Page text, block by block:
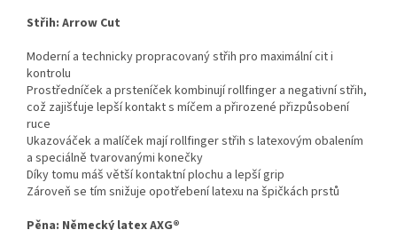
Střih: Arrow Cut
Moderní a technicky propracovaný střih pro maximální cit i
kontrolu
Prostředníček a prsteníček kombinují rollfinger a negativní střih,
což zajišťuje lepší kontakt s míčem a přirozené přizpůsobení
ruce
Ukazováček a malíček mají rollfinger střih s latexovým obalením
a speciálně tvarovanými konečky
Díky tomu máš větší kontaktní plochu a lepší grip
Zároveň se tím snižuje opotřebení latexu na špičkách prstů
Pěna: Německý latex AXG®